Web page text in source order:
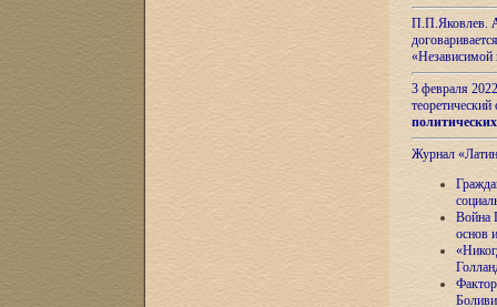
П.П.Яковлев.
«Независимой
3 февраля
теоретический
Журнал
Война
основ